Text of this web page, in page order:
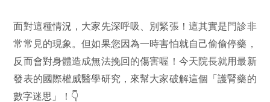
面對這種情況，大家先深呼吸、別緊張！這其實是門診非
常常見的現象。但如果您因為一時害怕就自己偷偷停藥，
反而會對身體造成無法挽回的傷害喔！今天院長就用最新
發表的國際權威醫學研究，來幫大家破解這個「護腎藥的
數字迷思」！👇